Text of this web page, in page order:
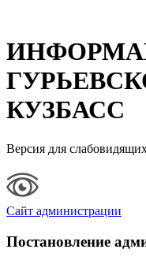
КУЗБАСС
Версия для
Сайт администрации
Постановление